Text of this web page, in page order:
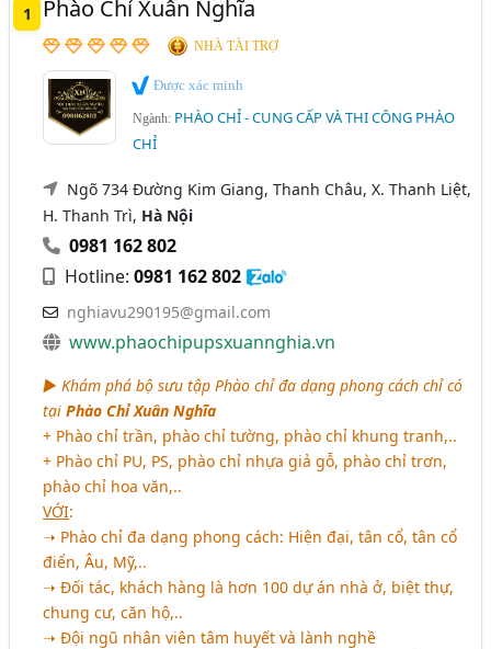
Quảng Nam
1 Phào Chỉ Xuân Nghĩa
NHÀ TÀI TRỢ
Được xác minh
Ngành: PHÀO CHỈ - CUNG CẤP VÀ THI CÔNG PHÀO
CHỈ
Ngõ 734 Đường Kim Giang, Thanh Châu, X. Thanh Liệt,
H. Thanh Trì, Hà Nội
0981 162 802
Hotline:0981 162 802
nghiavu290195@gmail.com
www.phaochipupsxuannghia.vn
► Khám phá bộ sưu tập Phào chỉ đa dạng phong cách chỉ có
tạiPhào Chỉ Xuân Nghĩa
+ Phào chỉ trần, phào chỉ tường, phào chỉ khung tranh,..
+ Phào chỉ PU, PS, phào chỉ nhựa giả gỗ, phào chỉ trơn,
phào chỉ hoa văn,..
VỚI:
➝ Phào chỉ đa dạng phong cách: Hiện đại, tân cổ, tân cổ
điển, Âu, Mỹ,..
➝ Đối tác, khách hàng là hơn 100 dự án nhà ở, biệt thự,
chung cư, căn hộ,..
➝ Đội ngũ nhân viên tâm huyết và lành nghề